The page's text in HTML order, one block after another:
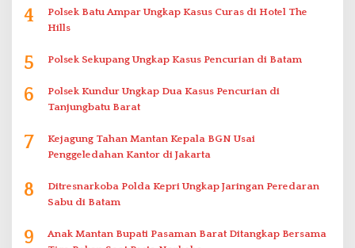
4
Polsek Batu Ampar Ungkap Kasus Curas di Hotel The
Hills
5 Polsek Sekupang Ungkap Kasus Pencurian di Batam
6
Polsek Kundur Ungkap Dua Kasus Pencurian di
Tanjungbatu Barat
7
Kejagung Tahan Mantan Kepala BGN Usai
Penggeledahan Kantor di Jakarta
8
Ditresnarkoba Polda Kepri Ungkap Jaringan Peredaran
Sabu di Batam
9
Anak Mantan Bupati Pasaman Barat Ditangkap Bersama